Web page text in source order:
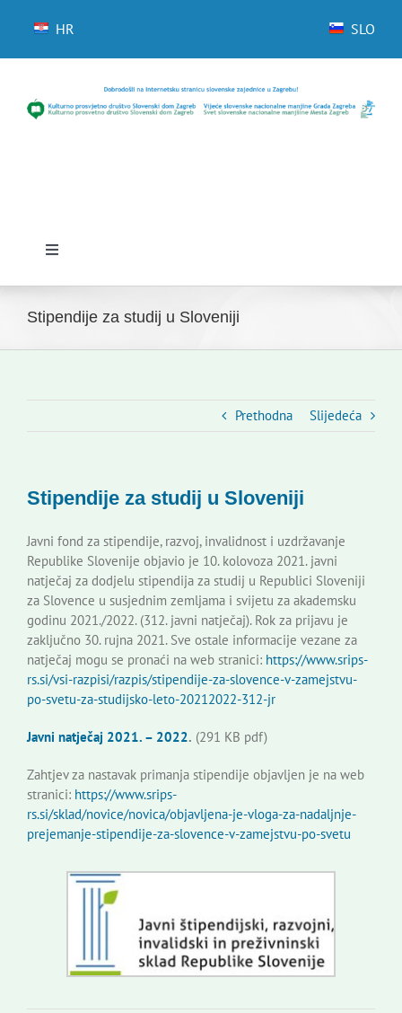
HR SLO
Toggle
Novosti
Kontakti
Novi odmev – naše glasilo
Izdavaštvo
Korisne informacije
Stipendije za studij u Sloveniji
Prethodna Slijedeća
Stipendije za studij u Sloveniji
Javni fond za stipendije, razvoj, invalidnost i uzdržavanje
Republike Slovenije objavio je 10. kolovoza 2021. javni
natječaj za dodjelu stipendija za studij u Republici Sloveniji
za Slovence u susjednim zemljama i svijetu za akademsku
godinu 2021./2022. (312. javni natječaj). Rok za prijavu je
zaključno 30. rujna 2021. Sve ostale informacije vezane za
natječaj mogu se pronaći na web stranici: https://www.srips-
rs.si/vsi-razpisi/razpis/stipendije-za-slovence-v-zamejstvu-
po-svetu-za-studijsko-leto-20212022-312-jr
Javni natječaj 2021. – 2022. (291 KB pdf)
Zahtjev za nastavak primanja stipendije objavljen je na web
stranici: https://www.srips-
rs.si/sklad/novice/novica/objavljena-je-vloga-za-nadaljnje-
prejemanje-stipendije-za-slovence-v-zamejstvu-po-svetu